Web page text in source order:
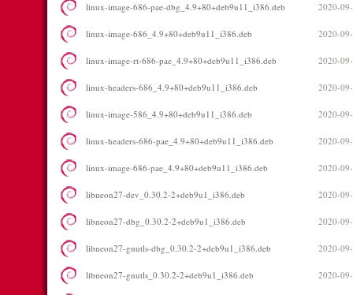
linux-image-686-pae-dbg_4.9+80+deb9u11_i386.deb 2020-
linux-image-686_4.9+80+deb9u11_i386.deb 2020-
linux-image-rt-686-pae_4.9+80+deb9u11_i386.deb 2020-
linux-headers-686_4.9+80+deb9u11_i386.deb 2020-
linux-image-586_4.9+80+deb9u11_i386.deb 2020-
linux-headers-686-pae_4.9+80+deb9u11_i386.deb 2020-
linux-image-686-pae_4.9+80+deb9u11_i386.deb 2020-
libneon27-dev_0.30.2-2+deb9u1_i386.deb 2020-
libneon27-dbg_0.30.2-2+deb9u1_i386.deb 2020-
libneon27-gnutls-dbg_0.30.2-2+deb9u1_i386.deb 2020-
libneon27-gnutls_0.30.2-2+deb9u1_i386.deb 2020-